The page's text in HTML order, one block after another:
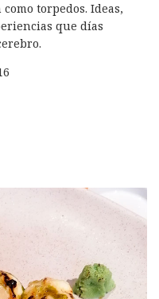
torpedos. Ideas,
que días